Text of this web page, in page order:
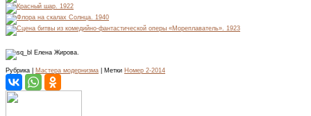
Елена Жирова.
Рубрика | Мастера модернизма | Метки Номер 2-2014